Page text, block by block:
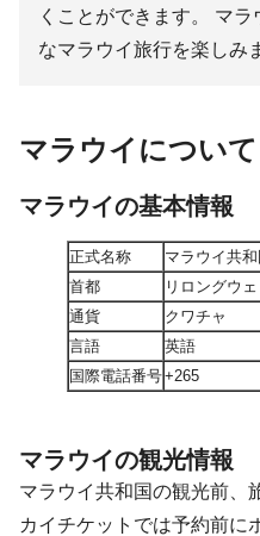
くことができます。 マ
なマラウイ旅行を楽しみ
マラウイについて
マラウイの基本情報
正式名称
マラウイ共和
首都
リロングウェ
通貨
クワチャ
言語
英語
国際電話番号+265
マラウイの観光情報
マラウイ共和国の観光前、
カイチケットでは予約前に